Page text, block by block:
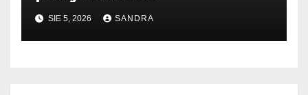
SIE 5, 2026 SANDRA